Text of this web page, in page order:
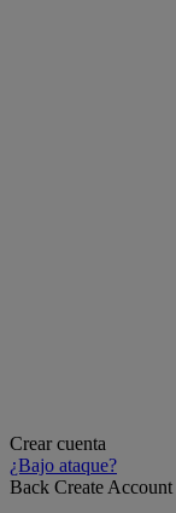
Crear cuenta
¿Bajo ataque?
Back Create Account